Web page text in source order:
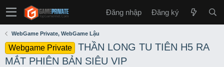
Đăng nhập Đăng ký
WebGame Private, WebGame Lậu
Webgame Private
THẦN LONG TU TIÊN H5 RA
MẮT PHIÊN BẢN SIÊU VIP